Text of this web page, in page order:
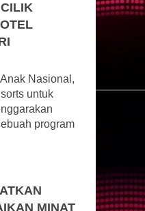
Nasional,
untuk
program
MINAT